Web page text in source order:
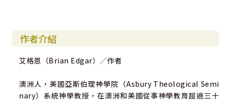
作者介紹
艾格恩（Brian Edgar）╱作者
澳洲人，美國亞斯伯理神學院（Asbury Theological Semi
nary）系統神學教授，在澳洲和美國從事神學教育超過三十